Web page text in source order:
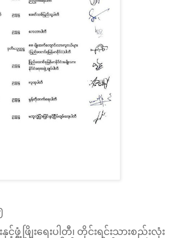
င့်ဖွံ့ဖြိုးရေးပါတီ၊ တိုင်းရင်းသားစည်းလုံး